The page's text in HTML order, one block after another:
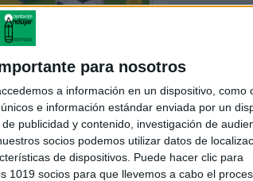
para nosotros
a información en un dispositivo, como
e información estándar enviada por un
publicidad y contenido, investigación de
socios podemos utilizar datos de
de dispositivos. Puede hacer clic para
1019 socios para que llevemos a cabo el